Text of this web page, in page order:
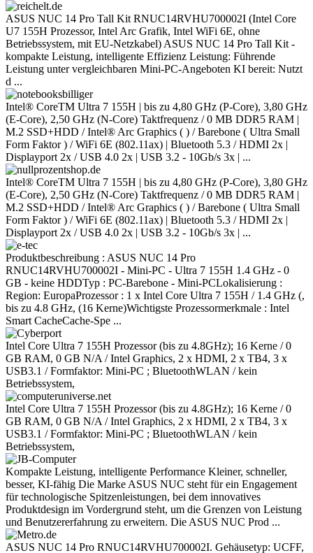
ASUS NUC 14 Pro Tall Kit RNUC14RVHU700002I (Intel Core
U7 155H Prozessor, Intel Arc Grafik, Intel WiFi 6E, ohne
Betriebssystem, mit EU-Netzkabel) ASUS NUC 14 Pro Tall Kit -
kompakte Leistung, intelligente Effizienz Leistung: Führende
Leistung unter vergleichbaren Mini-PC-Angeboten KI bereit: Nutzt
d ...
Intel® CoreTM Ultra 7 155H | bis zu 4,80 GHz (P-Core), 3,80 GHz
(E-Core), 2,50 GHz (N-Core) Taktfrequenz / 0 MB DDR5 RAM |
M.2 SSD+HDD / Intel® Arc Graphics ( ) / Barebone ( Ultra Small
Form Faktor ) / WiFi 6E (802.11ax) | Bluetooth 5.3 / HDMI 2x |
Displayport 2x / USB 4.0 2x | USB 3.2 - 10Gb/s 3x | ...
Intel® CoreTM Ultra 7 155H | bis zu 4,80 GHz (P-Core), 3,80 GHz
(E-Core), 2,50 GHz (N-Core) Taktfrequenz / 0 MB DDR5 RAM |
M.2 SSD+HDD / Intel® Arc Graphics ( ) / Barebone ( Ultra Small
Form Faktor ) / WiFi 6E (802.11ax) | Bluetooth 5.3 / HDMI 2x |
Displayport 2x / USB 4.0 2x | USB 3.2 - 10Gb/s 3x | ...
Produktbeschreibung : ASUS NUC 14 Pro
RNUC14RVHU700002I - Mini-PC - Ultra 7 155H 1.4 GHz - 0
GB - keine HDDTyp : PC-Barebone - Mini-PCLokalisierung :
Region: EuropaProzessor : 1 x Intel Core Ultra 7 155H / 1.4 GHz (,
bis zu 4.8 GHz, (16 Kerne)Wichtigste Prozessormerkmale : Intel
Smart CacheCache-Spe ...
Intel Core Ultra 7 155H Prozessor (bis zu 4.8GHz); 16 Kerne / 0
GB RAM, 0 GB N/A / Intel Graphics, 2 x HDMI, 2 x TB4, 3 x
USB3.1 / Formfaktor: Mini-PC ; BluetoothWLAN / kein
Betriebssystem,
Intel Core Ultra 7 155H Prozessor (bis zu 4.8GHz); 16 Kerne / 0
GB RAM, 0 GB N/A / Intel Graphics, 2 x HDMI, 2 x TB4, 3 x
USB3.1 / Formfaktor: Mini-PC ; BluetoothWLAN / kein
Betriebssystem,
Kompakte Leistung, intelligente Performance Kleiner, schneller,
besser, KI-fähig Die Marke ASUS NUC steht für ein Engagement
für technologische Spitzenleistungen, bei dem innovatives
Produktdesign im Vordergrund steht, um die Grenzen von Leistung
und Benutzererfahrung zu erweitern. Die ASUS NUC Prod ...
ASUS NUC 14 Pro RNUC14RVHU700002I. Gehäusetyp: UCFF,